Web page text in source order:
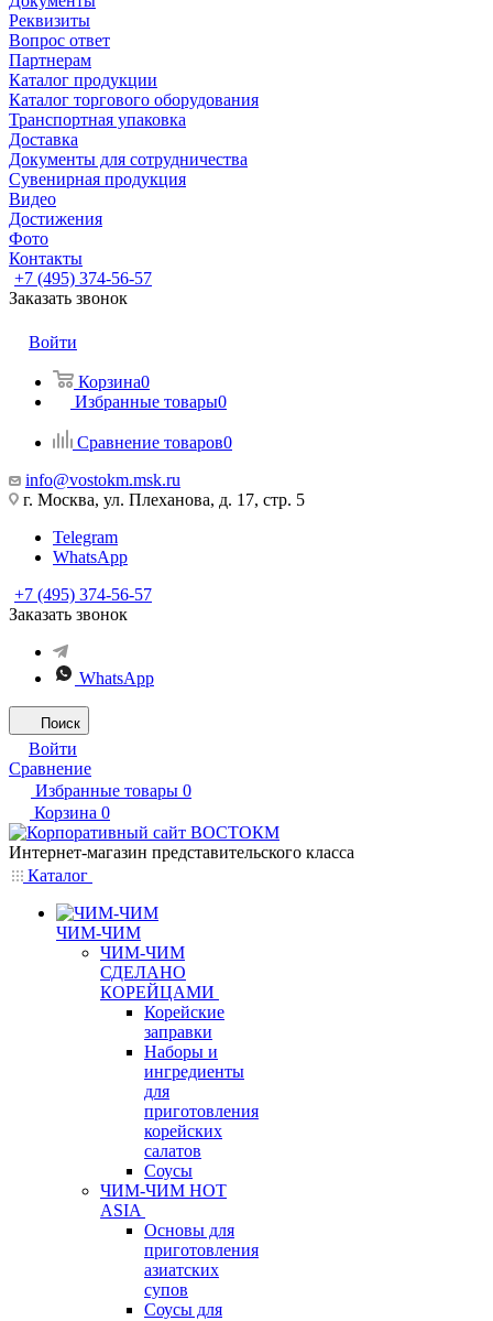
Реквизиты
Вопрос ответ
Партнерам
Каталог продукции
Каталог торгового оборудования
Транспортная упаковка
Доставка
Документы для сотрудничества
Сувенирная продукция
Видео
Достижения
Фото
Контакты
+7 (495) 374-56-57
Заказать звонок
Войти
Корзина0
Избранные товары0
Сравнение товаров0
info@vostokm.msk.ru
г. Москва, ул. Плеханова, д. 17, стр. 5
Telegram
WhatsApp
+7 (495) 374-56-57
Заказать звонок
WhatsApp
Поиск
Войти
Сравнение
Избранные товары 0
Корзина 0
Интернет-магазин представительского класса
Каталог
ЧИМ-ЧИМ
ЧИМ-ЧИМ
СДЕЛАНО
КОРЕЙЦАМИ
Корейские
заправки
Наборы и
ингредиенты
для
приготовления
корейских
салатов
Соусы
ЧИМ-ЧИМ HOT
ASIA
Основы для
приготовления
азиатских
супов
Соусы для